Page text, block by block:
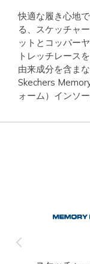
快適な履き心地
る、スケッチャ
ットとコッパー
トレッチレース
由来成分を含ま
Skechers
ォーム）インソ